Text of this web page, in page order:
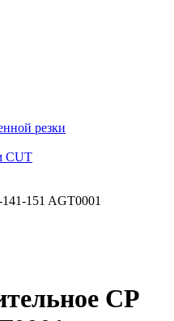
резки
CUT
151 AGT0001
CP